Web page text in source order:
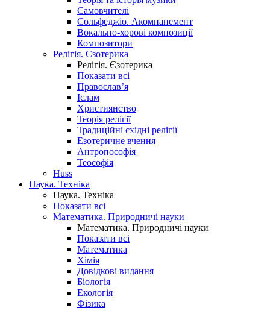
Самовчителі
Сольфеджіо. Акомпанемент
Вокально-хорові композиції
Композитори
Релігія. Єзотерика
Релігія. Єзотерика
Показати всі
Православ’я
Іслам
Християнство
Теорія релігії
Традиційні східні релігії
Езотеричне вчення
Антропософія
Теософія
Huss
Наука. Техніка
Наука. Техніка
Показати всі
Математика. Природничі науки
Математика. Природничі науки
Показати всі
Математика
Хімія
Довідкові видання
Біологія
Екологія
Фізика